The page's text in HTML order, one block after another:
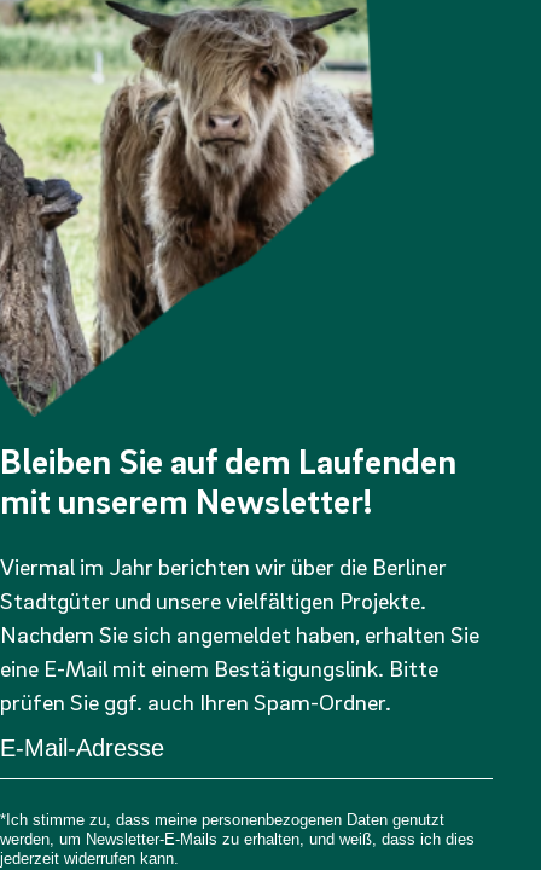
Bleiben Sie auf dem Laufenden
mit unserem Newsletter!
Viermal im Jahr berichten wir über die Berliner
Stadtgüter und unsere vielfältigen Projekte.
Nachdem Sie sich angemeldet haben, erhalten Sie
eine E-Mail mit einem Bestätigungslink. Bitte
prüfen Sie ggf. auch Ihren Spam-Ordner.
*Ich stimme zu, dass meine personenbezogenen Daten genutzt
werden, um Newsletter-E-Mails zu erhalten, und weiß, dass ich dies
jederzeit widerrufen kann.